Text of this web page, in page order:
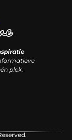
plek.